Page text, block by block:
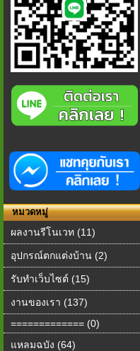
หมวดหมู่
ผลงานรีโนเวท (11)
อุปกรณ์ตกแต่งบ้าน (2)
รับทำเว็บไซต์ (15)
งานของเรา (137)
============= (0)
แหลมฉบัง (64)